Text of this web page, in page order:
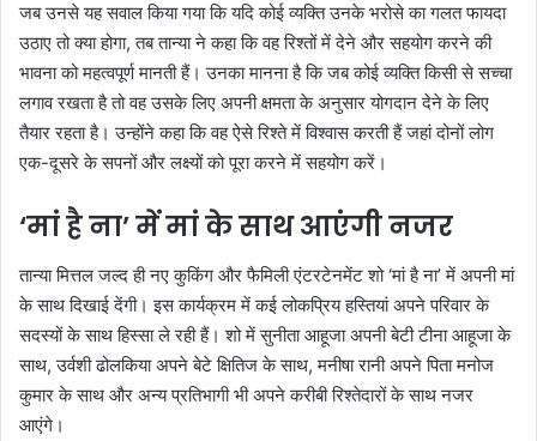
जब उनसे यह सवाल किया गया कि यदि कोई व्यक्ति उनके भरोसे का गलत फायदा
उठाए तो क्या होगा, तब तान्या ने कहा कि वह रिश्तों में देने और सहयोग करने की
भावना को महत्वपूर्ण मानती हैं। उनका मानना है कि जब कोई व्यक्ति किसी से सच्चा
लगाव रखता है तो वह उसके लिए अपनी क्षमता के अनुसार योगदान देने के लिए
तैयार रहता है। उन्होंने कहा कि वह ऐसे रिश्ते में विश्वास करती हैं जहां दोनों लोग
एक-दूसरे के सपनों और लक्ष्यों को पूरा करने में सहयोग करें।
‘मां है ना’ में मां के साथ आएंगी नजर
तान्या मित्तल जल्द ही नए कुकिंग और फैमिली एंटरटेनमेंट शो ‘मां है ना’ में अपनी मां
के साथ दिखाई देंगी। इस कार्यक्रम में कई लोकप्रिय हस्तियां अपने परिवार के
सदस्यों के साथ हिस्सा ले रही हैं। शो में सुनीता आहूजा अपनी बेटी टीना आहूजा के
साथ, उर्वशी ढोलकिया अपने बेटे क्षितिज के साथ, मनीषा रानी अपने पिता मनोज
कुमार के साथ और अन्य प्रतिभागी भी अपने करीबी रिश्तेदारों के साथ नजर
आएंगे।